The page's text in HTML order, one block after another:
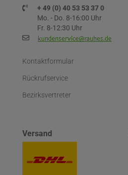
+ 49 (0) 40 53 53 37 0
Mo. - Do. 8-16:00 Uhr
Fr. 8-12:30 Uhr
Kontaktformular
Rückrufservice
Bezirksvertreter
Versand